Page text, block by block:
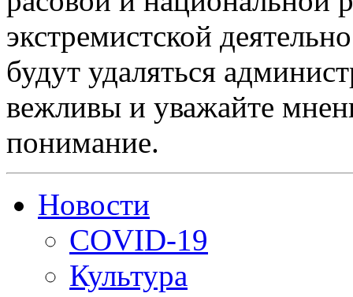
экстремистской
будут удаляться
вежливы и уважайте
понимание.
Новости
COVID-19
Культура